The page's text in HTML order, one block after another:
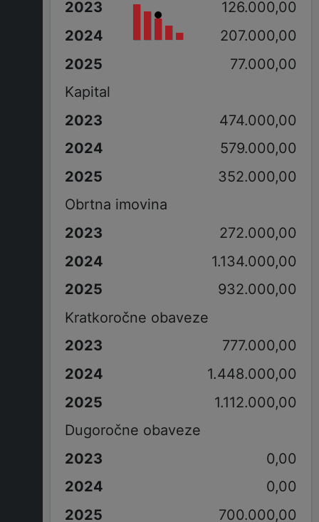
126.000,00
207.000,00
77.000,00
Kapital
474.000,00
579.000,00
352.000,00
Obrtna imovina
272.000,00
1.134.000,00
932.000,00
Kratkoročne obaveze
777.000,00
1.448.000,00
1.112.000,00
Dugoročne obaveze
0,00
0,00
700.000,00